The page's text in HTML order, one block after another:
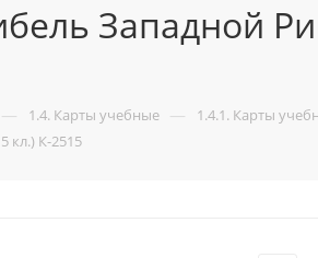
Западной
— 1.4. Карты учебные — 1.4.1. Карты
кл.) К-2515